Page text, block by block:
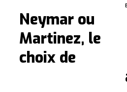
Neymar ou
Martinez, le
choix de